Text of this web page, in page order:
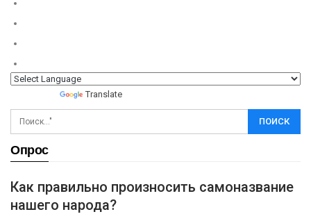
Translate
Опрос
Как правильно произносить самоназвание
нашего народа?